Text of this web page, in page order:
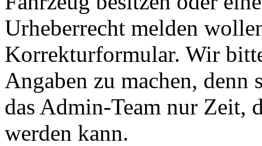
Urheberrecht melden
Korrekturformular. Wir
Angaben zu machen,
das Admin-Team nur Zeit,
werden kann.